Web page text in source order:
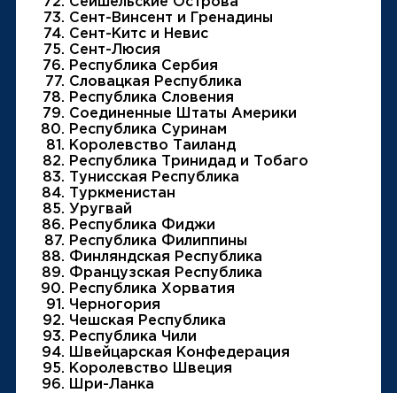
Сент-Винсент и Гренадины
Сент-Китс и Невис
Сент-Люсия
Республика Сербия
Словацкая Республика
Республика Словения
Соединенные Штаты Америки
Республика Суринам
Королевство Таиланд
Республика Тринидад и Тобаго
Тунисская Республика
Туркменистан
Уругвай
Республика Фиджи
Республика Филиппины
Финляндская Республика
Французская Республика
Республика Хорватия
Черногория
Чешская Республика
Республика Чили
Швейцарская Конфедерация
Королевство Швеция
Шри-Ланка